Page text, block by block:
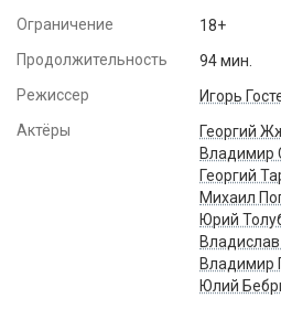
Активировать промокод
Ограничение
18+
Продолжительность
94 мин.
Режиссер
Игорь
Актёры
Георгий
Владимир
Георгий
Михаил
Юрий
Владимир
Юлий